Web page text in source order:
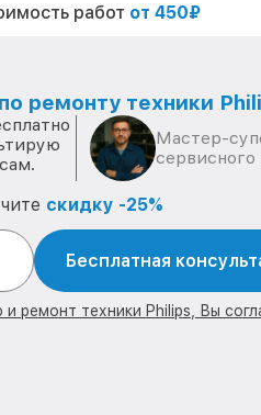
работ от 450₽
ремонту техники
Мастер-
сервисного
скидку -25%
Бесплатная
и ремонт техники Philips, Вы